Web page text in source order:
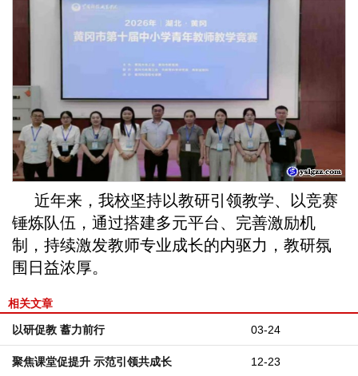
近年来，我校坚持以教研引领教学、以竞赛
锤炼队伍，通过搭建多元平台、完善激励机
制，持续激发教师专业成长的内驱力，教研氛
围日益浓厚。
相关文章
03-24
以研促教 蓄力前行
12-23
聚焦课堂促提升 示范引领共成长